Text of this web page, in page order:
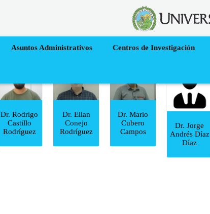
Asuntos Administrativos Centros de Investigación
Dr. Jorge
Andrés Díaz
Díaz
Dr. Mario
Cubero
Campos
Dr. Elian
Conejo
Rodríguez
Dr. Rodrigo
Castillo
Rodríguez